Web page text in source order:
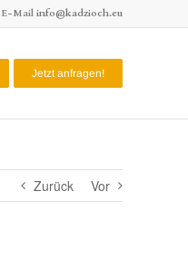
E-Mail info@kadzioch.eu
Jetzt anfragen!
Zurück Vor